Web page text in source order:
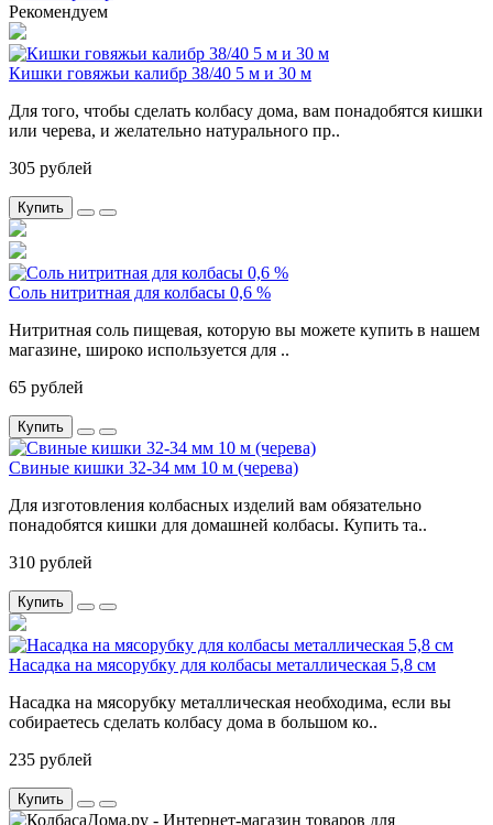
Рекомендуем
Кишки говяжьи калибр 38/40 5 м и 30 м
Для того, чтобы сделать колбасу дома, вам понадобятся кишки
или черева, и желательно натурального пр..
305 рублей
Купить
Соль нитритная для колбасы 0,6 %
Нитритная соль пищевая, которую вы можете купить в нашем
магазине, широко используется для ..
65 рублей
Купить
Свиные кишки 32-34 мм 10 м (черева)
Для изготовления колбасных изделий вам обязательно
понадобятся кишки для домашней колбасы. Купить та..
310 рублей
Купить
Насадка на мясорубку для колбасы металлическая 5,8 см
Насадка на мясорубку металлическая необходима, если вы
собираетесь сделать колбасу дома в большом ко..
235 рублей
Купить